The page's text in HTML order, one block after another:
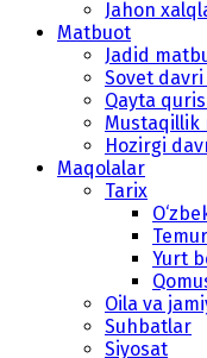
Jahon
Matbuot
Jadid
Sovet
Qayta
Mustaqillik
Hozirgi
Maqolalar
Tarix
Yurt
Oila va
Suhbatlar
Siyosat